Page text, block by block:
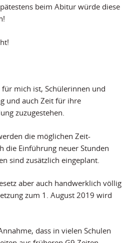
beim Abitur würde diese
mich ist, Schülerinnen und
und auch Zeit für ihre
zuzugestehen.
die möglichen Zeit-
die Einführung neuer Stunden
sind zusätzlich eingeplant.
aber auch handwerklich völlig
zum 1. August 2019 wird
dass in vielen Schulen